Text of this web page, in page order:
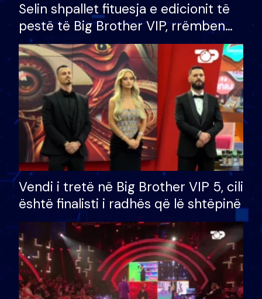
Selin shpallet fituesja e edicionit të
pestë të Big Brother VIP, rrëmben
çmimin e madh prej 100 mijë eurosh
Vendi i tretë në Big Brother VIP 5, cili
është finalisti i radhës që lë shtëpinë